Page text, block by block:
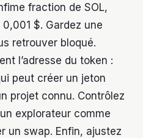
fraction de SOL,
$. Gardez une
retrouver bloqué.
l’adresse du token :
peut créer un jeton
projet connu. Contrôlez
explorateur comme
un swap. Enfin, ajustez